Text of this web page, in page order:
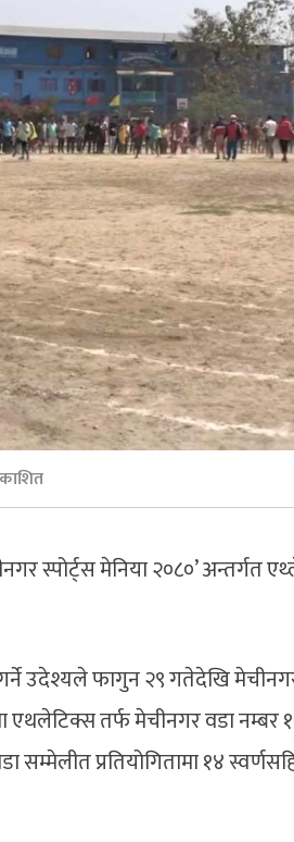
स्पोर्ट्स मेनिया २०८०’ अन्तर्गत
उदेश्यले फागुन २९ गतेदेखि
एथलेटिक्स तर्फ मेचीनगर वडा
सम्मेलीत प्रतियोगितामा १४